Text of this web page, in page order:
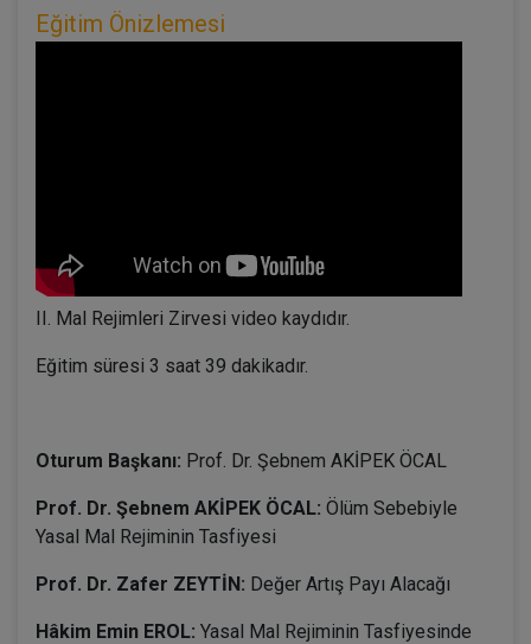
Eğitim Önizlemesi
II. Mal Rejimleri Zirvesi video kaydıdır.
Eğitim süresi 3 saat 39 dakikadır.
Oturum Başkanı: Prof. Dr. Şebnem AKİPEK ÖCAL
Prof. Dr. Şebnem AKİPEK ÖCAL: Ölüm Sebebiyle
Yasal Mal Rejiminin Tasfiyesi
Prof. Dr. Zafer ZEYTİN: Değer Artış Payı Alacağı
Hâkim Emin EROL: Yasal Mal Rejiminin Tasfiyesinde